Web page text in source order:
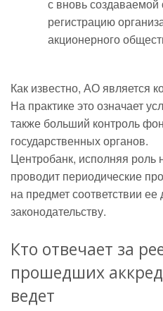
с вновь
регистрацию
акционерного
Как известно, АО является
На практике это означает
также больший контроль
государственных органов.
Центробанк, исполняя роль
проводит периодические
на предмет соответствии
законодательству.
Кто отвечает за
прошедших
ведет